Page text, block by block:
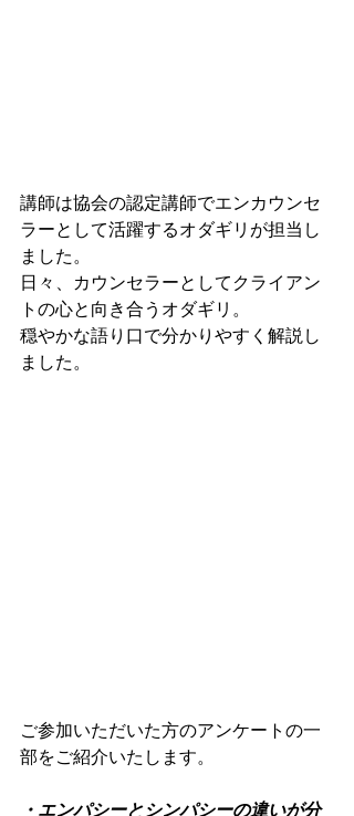
講師は協会の認定講師でエンカウンセ
ラーとして活躍するオダギリが担当し
ました。
日々、カウンセラーとしてクライアン
トの心と向き合うオダギリ。
穏やかな語り口で分かりやすく解説し
ました。
ご参加いただいた方のアンケートの一
部をご紹介いたします。
・エンパシーとシンパシーの違いが分